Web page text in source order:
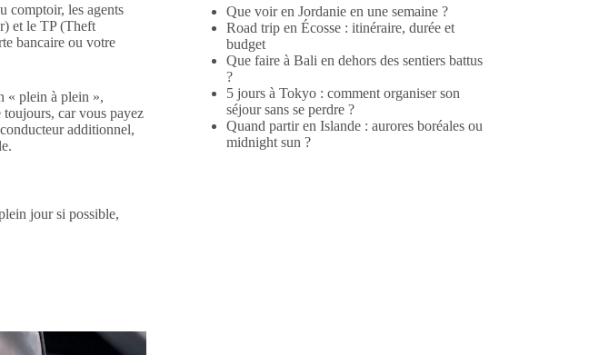
comptoir, les agents
et le TP (Theft
bancaire ou votre
« plein à plein »,
toujours, car vous payez
additionnel,
jour si possible,
Que voir en Jordanie en une semaine ?
Road trip en Écosse : itinéraire, durée et
budget
Que faire à Bali en dehors des sentiers battus
?
5 jours à Tokyo : comment organiser son
séjour sans se perdre ?
Quand partir en Islande : aurores boréales ou
midnight sun ?